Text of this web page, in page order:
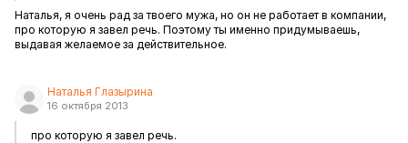
Наталья, я очень рад за твоего мужа, но он не работает в компании,
про которую я завел речь. Поэтому ты именно придумываешь,
выдавая желаемое за действительное.
Наталья Глазырина
16 октября 2013
про которую я завел речь.